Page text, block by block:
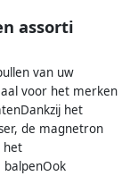
assorti
van uw
voor het merken
het
de magnetron
het